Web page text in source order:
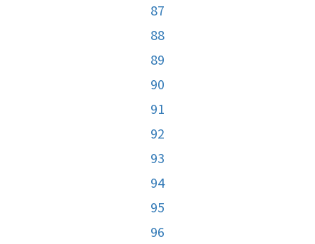
87
88
89
90
91
92
93
94
95
96